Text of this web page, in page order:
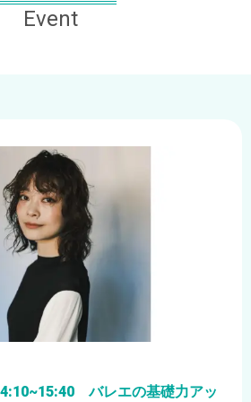
Event
バレエの基礎力アッ